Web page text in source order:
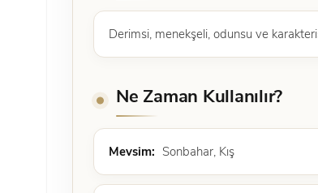
Derimsi, menekşeli, odunsu ve
Ne Zaman Kullanılır?
Mevsim: Sonbahar, Kış